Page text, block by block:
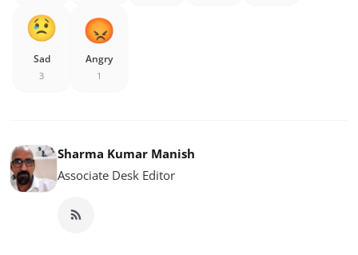
Sad
3
Angry
1
Sharma Kumar Manish
Associate Desk Editor